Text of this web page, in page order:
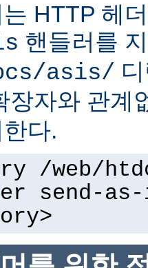
HTTP 헤
핸들러를
asis/
장자와 관계
다.
/web/
send-